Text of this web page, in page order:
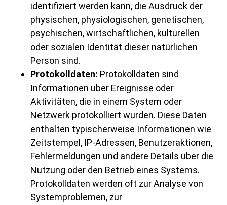
identifiziert werden kann, die Ausdruck der
physischen, physiologischen, genetischen,
psychischen, wirtschaftlichen, kulturellen
oder sozialen Identität dieser natürlichen
Person sind.
Protokolldaten: Protokolldaten sind
Informationen über Ereignisse oder
Aktivitäten, die in einem System oder
Netzwerk protokolliert wurden. Diese Daten
enthalten typischerweise Informationen wie
Zeitstempel, IP-Adressen, Benutzeraktionen,
Fehlermeldungen und andere Details über die
Nutzung oder den Betrieb eines Systems.
Protokolldaten werden oft zur Analyse von
Systemproblemen, zur